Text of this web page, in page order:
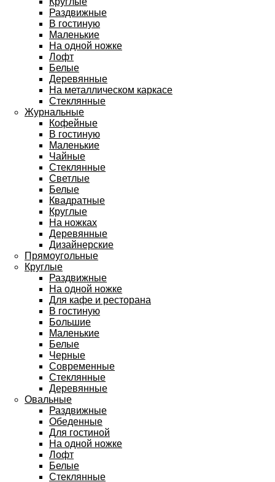
Раздвижные
В гостиную
Маленькие
На одной ножке
Лофт
Белые
Деревянные
На металлическом каркасе
Стеклянные
Журнальные
Кофейные
В гостиную
Маленькие
Чайные
Стеклянные
Светлые
Белые
Квадратные
Круглые
На ножках
Деревянные
Дизайнерские
Прямоугольные
Круглые
Раздвижные
На одной ножке
Для кафе и ресторана
В гостиную
Большие
Маленькие
Белые
Черные
Современные
Стеклянные
Деревянные
Овальные
Раздвижные
Обеденные
Для гостиной
На одной ножке
Лофт
Белые
Стеклянные